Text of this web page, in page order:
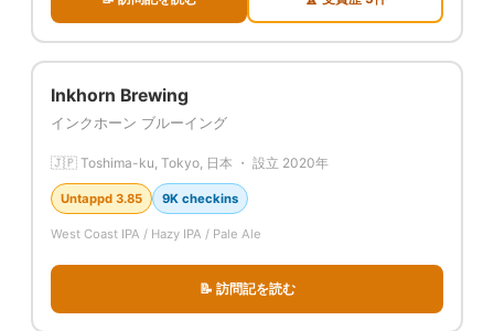
Inkhorn Brewing
インクホーン ブルーイング
🇯🇵 Toshima-ku, Tokyo, 日本 ・ 設立 2020年
Untappd 3.85 9K checkins
West Coast IPA / Hazy IPA / Pale Ale
📝 訪問記を読む